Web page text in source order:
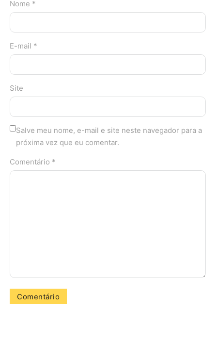
Nome *
E-mail *
Site
Salve meu nome, e-mail e site neste navegador para a
próxima vez que eu comentar.
Comentário *